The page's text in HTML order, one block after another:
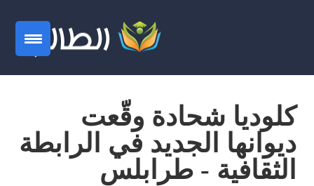
كلوديا شحادة وقّعت
ديوانها الجديد في الرابطة
الثقافية - طرابلس